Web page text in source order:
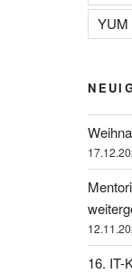
YUM
16. IT-